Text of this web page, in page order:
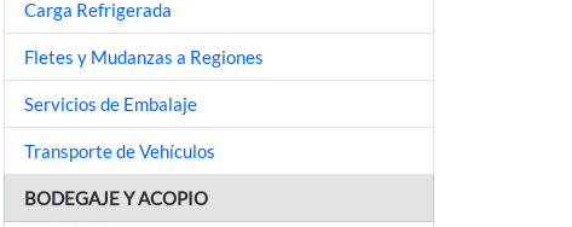
Carga Refrigerada
Fletes y Mudanzas a Regiones
Servicios de Embalaje
Transporte de Vehículos
BODEGAJE Y ACOPIO